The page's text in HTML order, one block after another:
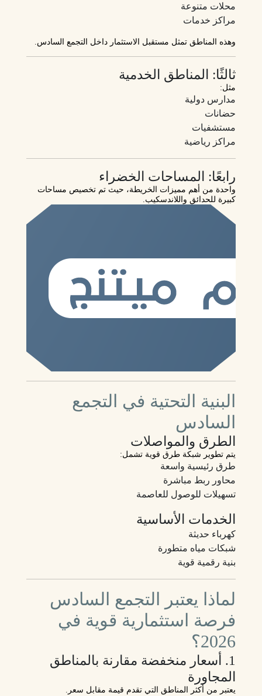
محلات متنوعة
مراكز خدمات
وهذه المناطق تمثل مستقبل الاستثمار داخل التجمع السادس.
ثالثًا: المناطق الخدمية
مثل:
مدارس دولية
حضانات
مستشفيات
مراكز رياضية
رابعًا: المساحات الخضراء
واحدة من أهم مميزات الخريطة، حيث تم تخصيص مساحات
كبيرة للحدائق واللاندسكيب.
البنية التحتية في التجمع
السادس
الطرق والمواصلات
يتم تطوير شبكة طرق قوية تشمل:
طرق رئيسية واسعة
محاور ربط مباشرة
تسهيلات للوصول للعاصمة
الخدمات الأساسية
كهرباء حديثة
شبكات مياه متطورة
بنية رقمية قوية
لماذا يعتبر التجمع السادس
فرصة استثمارية قوية في
2026؟
1. أسعار منخفضة مقارنة بالمناطق
المجاورة
يعتبر من أكثر المناطق التي تقدم قيمة مقابل سعر.